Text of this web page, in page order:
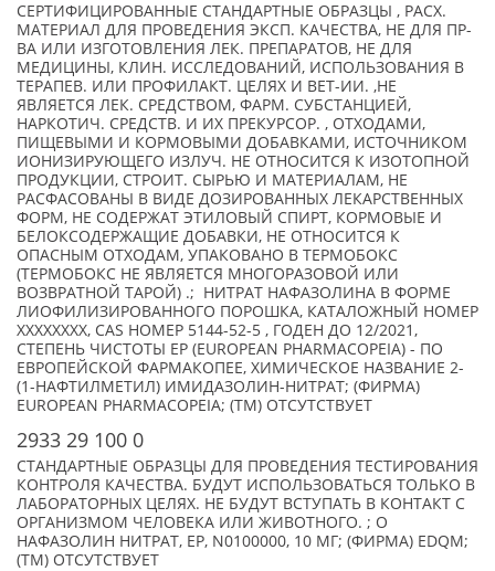
СЕРТИФИЦИРОВАННЫЕ СТАНДАРТНЫЕ ОБРАЗЦЫ , РАСХ.
МАТЕРИАЛ ДЛЯ ПРОВЕДЕНИЯ ЭКСП. КАЧЕСТВА, НЕ ДЛЯ ПР-
ВА ИЛИ ИЗГОТОВЛЕНИЯ ЛЕК. ПРЕПАРАТОВ, НЕ ДЛЯ
МЕДИЦИНЫ, КЛИН. ИССЛЕДОВАНИЙ, ИСПОЛЬЗОВАНИЯ В
ТЕРАПЕВ. ИЛИ ПРОФИЛАКТ. ЦЕЛЯХ И ВЕТ-ИИ. ,НЕ
ЯВЛЯЕТСЯ ЛЕК. СРЕДСТВОМ, ФАРМ. СУБСТАНЦИЕЙ,
НАРКОТИЧ. СРЕДСТВ. И ИХ ПРЕКУРСОР. , ОТХОДАМИ,
ПИЩЕВЫМИ И КОРМОВЫМИ ДОБАВКАМИ, ИСТОЧНИКОМ
ИОНИЗИРУЮЩЕГО ИЗЛУЧ. НЕ ОТНОСИТСЯ К ИЗОТОПНОЙ
ПРОДУКЦИИ, СТРОИТ. СЫРЬЮ И МАТЕРИАЛАМ, НЕ
РАСФАСОВАНЫ В ВИДЕ ДОЗИРОВАННЫХ ЛЕКАРСТВЕННЫХ
ФОРМ, НЕ СОДЕРЖАТ ЭТИЛОВЫЙ СПИРТ, КОРМОВЫЕ И
БЕЛОКСОДЕРЖАЩИЕ ДОБАВКИ, НЕ ОТНОСИТСЯ К
ОПАСНЫМ ОТХОДАМ, УПАКОВАНО В ТЕРМОБОКС
(ТЕРМОБОКС НЕ ЯВЛЯЕТСЯ МНОГОРАЗОВОЙ ИЛИ
ВОЗВРАТНОЙ ТАРОЙ) .; НИТРАТ НАФАЗОЛИНА В ФОРМЕ
ЛИОФИЛИЗИРОВАННОГО ПОРОШКА, КАТАЛОЖНЫЙ НОМЕР
XXXXXXXX, CAS НОМЕР 5144-52-5 , ГОДЕН ДО 12/2021,
СТЕПЕНЬ ЧИСТОТЫ EP (EUROPEAN PHARMACOPEIA) - ПО
ЕВРОПЕЙСКОЙ ФАРМАКОПЕЕ, ХИМИЧЕСКОЕ НАЗВАНИЕ 2-
(1-НАФТИЛМЕТИЛ) ИМИДАЗОЛИН-НИТРАТ; (ФИРМА)
EUROPEAN PHARMACOPEIA; (TM) ОТСУТСТВУЕТ
2933 29 100 0
СТАНДАРТНЫЕ ОБРАЗЦЫ ДЛЯ ПРОВЕДЕНИЯ ТЕСТИРОВАНИЯ
КОНТРОЛЯ КАЧЕСТВА. БУДУТ ИСПОЛЬЗОВАТЬСЯ ТОЛЬКО В
ЛАБОРАТОРНЫХ ЦЕЛЯХ. НЕ БУДУТ ВСТУПАТЬ В КОНТАКТ С
ОРГАНИЗМОМ ЧЕЛОВЕКА ИЛИ ЖИВОТНОГО. ; О
НАФАЗОЛИН НИТРАТ, EP, N0100000, 10 МГ; (ФИРМА) EDQM;
(TM) ОТСУТСТВУЕТ